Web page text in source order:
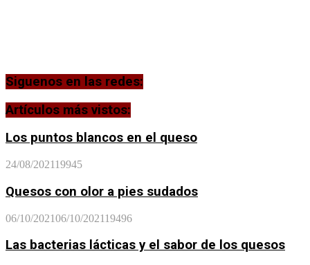
Siguenos en las redes:
Artículos más vistos:
Los puntos blancos en el queso
24/08/202119945
Quesos con olor a pies sudados
06/10/202106/10/202119496
Las bacterias lácticas y el sabor de los quesos